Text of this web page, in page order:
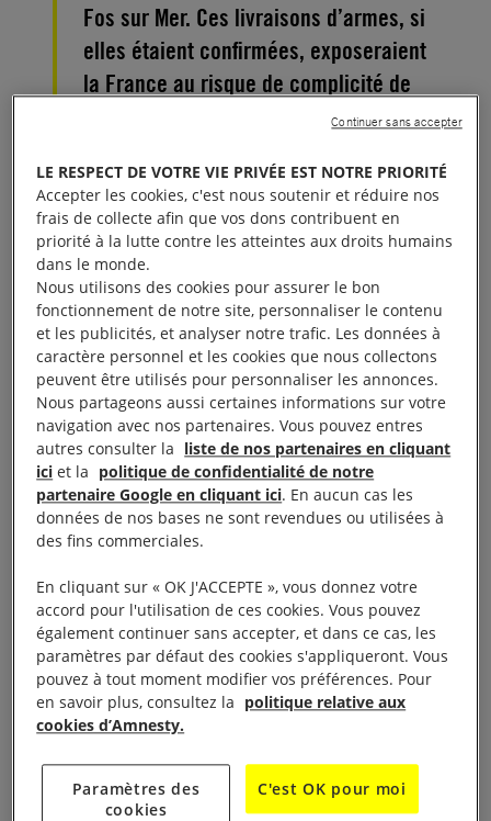
Fos sur Mer. Ces livraisons d’armes, si
elles étaient confirmées, exposeraient
la France au risque de complicité de
À plusieurs reprises, la France a assuré ne pas
exporter d’armes pouvant être utilisées à Gaza et en
Cisjordanie. Les révélations des médias
indépendantsDisclose
lumière le double discours des autorités françaises.
Le jeudi 5 juin 2025, le navire Contship Era devait
charger du matériel de guerre produit par la société
française Eurolinks, au port de Fos-sur-Mer. Selon
les informations deDisclose,il s’agit notamment de
maillons permettant de réaliser des bandes de
munitions pour équiper des armes légères et de
petit calibre. Les dockers du port de Marseille-Fos
a annoncé la CGT des ouvriers dockers pour
marquer leur refus de « participer au génocide en
cours orchestré par le gouvernement israélien ». Le
vendredi 6 juin, une autre cargaison a été
immobilisée. Toujours selon le média indépendant, il
la société française Aubert & Duval.
LE RESPECT DE VOTRE VIE PRIVÉE EST NOTRE PRIORITÉ
Accepter les cookies, c'est nous soutenir et réduire nos
frais de collecte afin que vos dons contribuent en
priorité à la lutte contre les atteintes aux droits humains
dans le monde.
Nous utilisons des cookies pour assurer le bon
fonctionnement de notre site, personnaliser le contenu
et les publicités, et analyser notre trafic. Les données à
caractère personnel et les cookies que nous collectons
peuvent être utilisés pour personnaliser les annonces.
Nous partageons aussi certaines informations sur votre
navigation avec nos partenaires. Vous pouvez entres
autres consulter la liste de nos partenaires en cliquant
ici et la politique de confidentialité de notre
partenaire Google en cliquant ici. En aucun cas les
données de nos bases ne sont revendues ou utilisées à
des fins commerciales.
En cliquant sur « OK J'ACCEPTE », vous donnez votre
accord pour l'utilisation de ces cookies. Vous pouvez
également continuer sans accepter, et dans ce cas, les
paramètres par défaut des cookies s'appliqueront. Vous
pouvez à tout moment modifier vos préférences. Pour
en savoir plus, consultez la politique relative aux
cookies d’Amnesty.
Paramètres des
cookies
C'est OK pour moi
Continuer sans accepter